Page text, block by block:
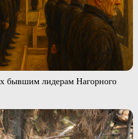
бывшим лидерам Нагорного